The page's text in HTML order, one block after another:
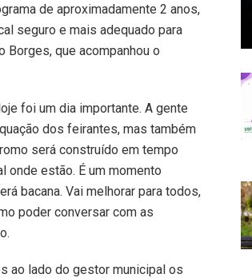
de aproximadamente 2 anos,
seguro e mais adequado para
Borges, que acompanhou o
foi um dia importante. A gente
dos feirantes, mas também
será construído em tempo
onde estão. É um momento
bacana. Vai melhorar para todos,
poder conversar com as
ao lado do gestor municipal os